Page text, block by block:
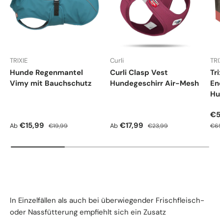
TRIXIE
Hunde Regenmantel
Vimy mit Bauchschutz
Verkaufspreis
Ab €15,99 Normaler Preis
€19,99
Curli
Curli Clasp Vest
Hundegeschirr Air-Mesh
Verkaufspreis
Ab €17,99 Normaler Preis
€23,99
In Einzelfällen als auch bei überwiegender Frischfleisch-
oder Nassfütterung empfiehlt sich ein Zusatz